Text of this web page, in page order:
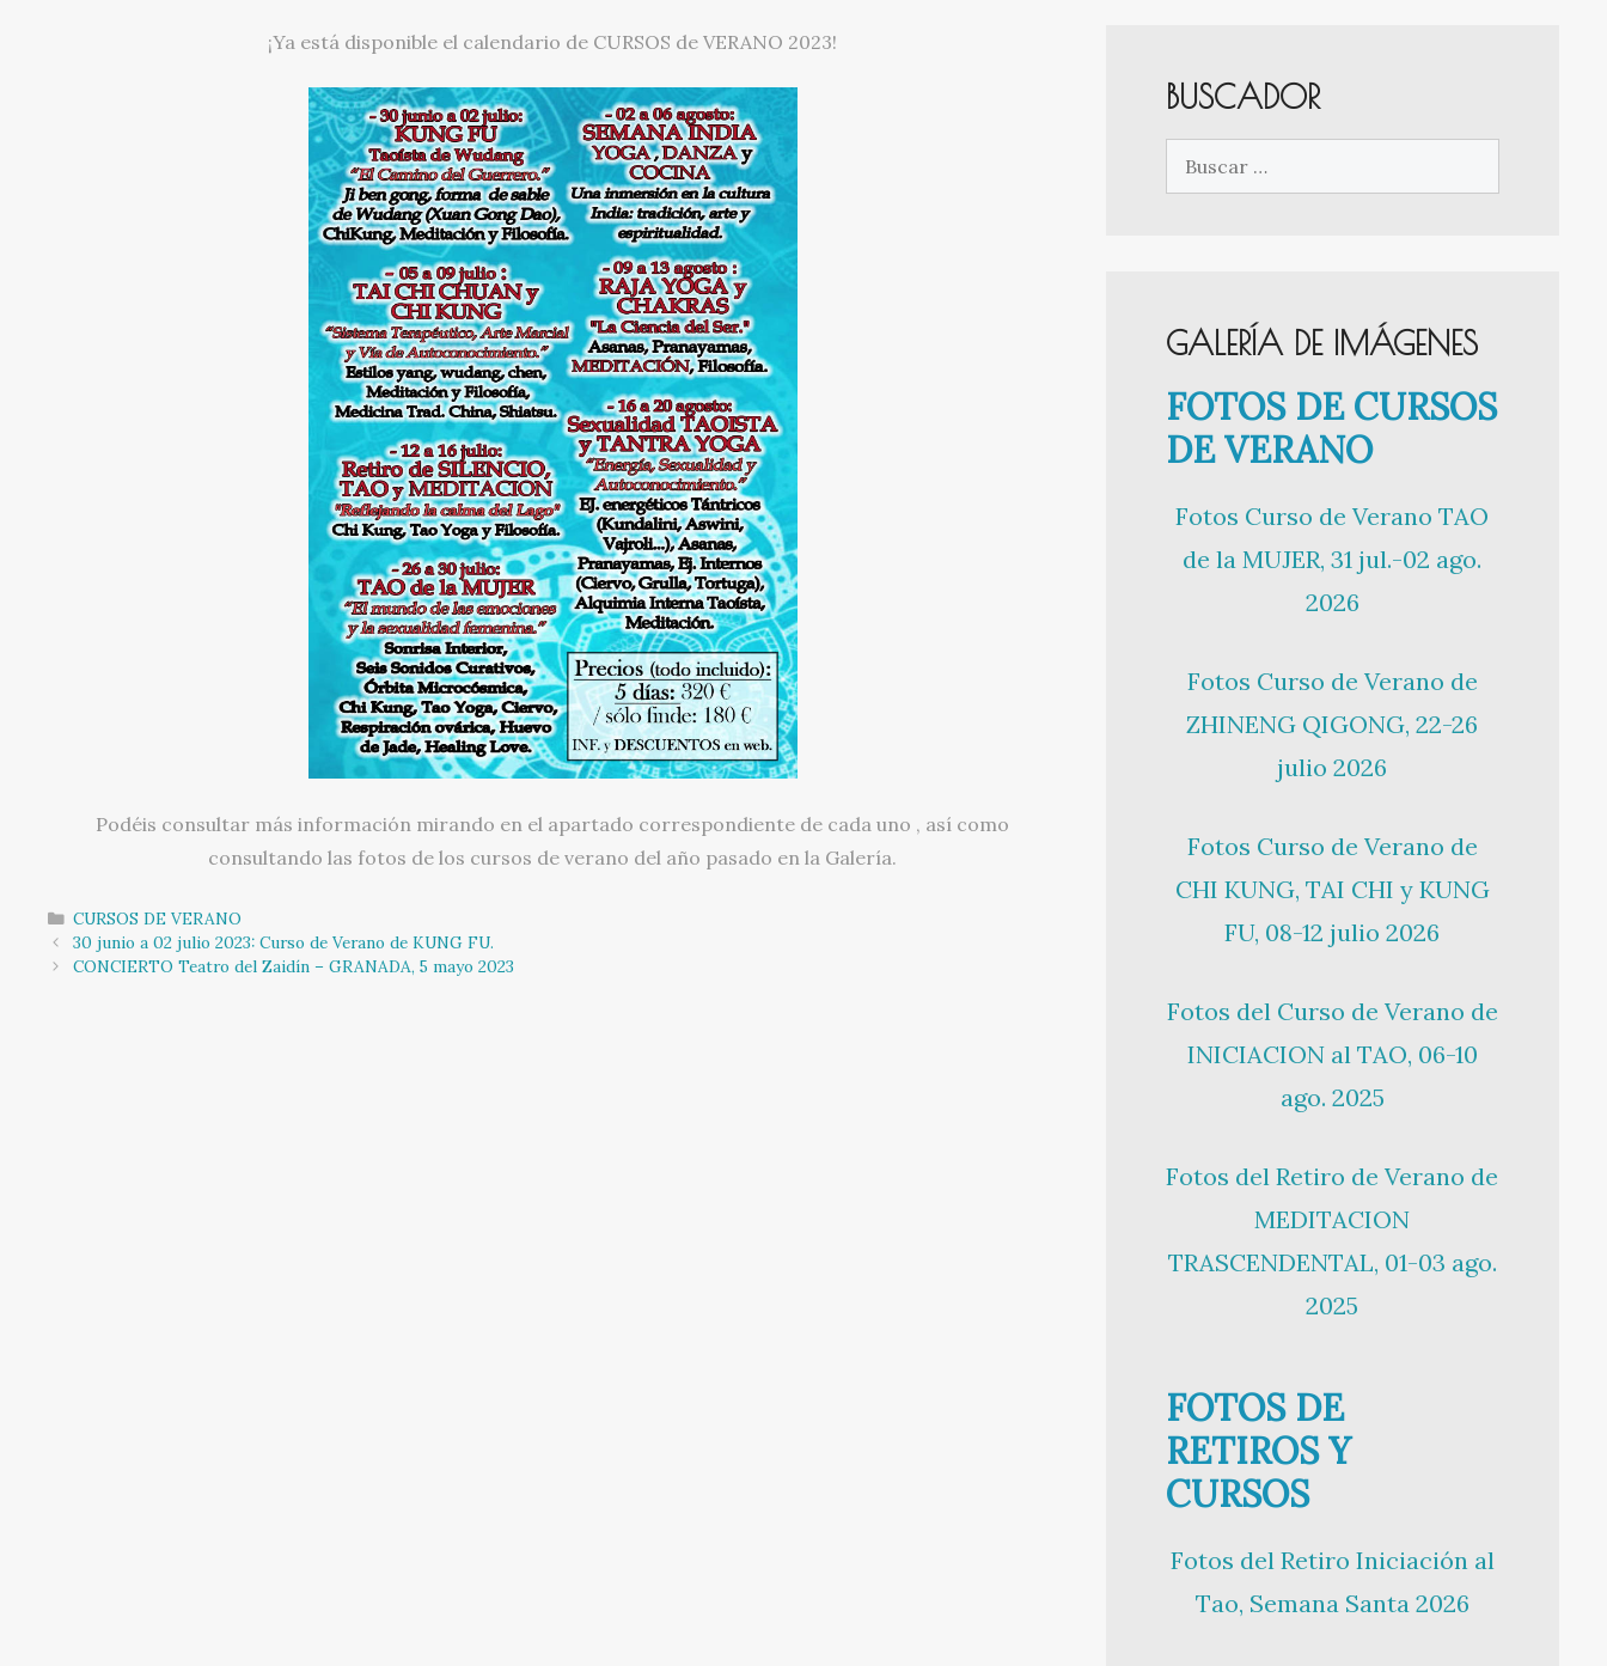
¡Ya está disponible el calendario de CURSOS de VERANO 2023!
Podéis consultar más información mirando en el apartado correspondiente de cada uno , así como
consultando las fotos de los cursos de verano del año pasado en la Galería.
Categorías
CURSOS DE VERANO
Navegación
de
30 junio a 02 julio 2023: Curso de Verano de KUNG FU.
CONCIERTO Teatro del Zaidín – GRANADA, 5 mayo 2023
BUSCADOR
GALERÍA DE IMÁGENES
FOTOS DE CURSOS
DE VERANO
Fotos Curso de Verano TAO
de la MUJER, 31 jul.-02 ago.
2026
Fotos Curso de Verano de
ZHINENG QIGONG, 22-26
julio 2026
Fotos Curso de Verano de
CHI KUNG, TAI CHI y KUNG
FU, 08-12 julio 2026
Fotos del Curso de Verano de
INICIACION al TAO, 06-10
ago. 2025
Fotos del Retiro de Verano de
MEDITACION
TRASCENDENTAL, 01-03 ago.
2025
FOTOS DE
RETIROS Y
CURSOS
Fotos del Retiro Iniciación al
Tao, Semana Santa 2026